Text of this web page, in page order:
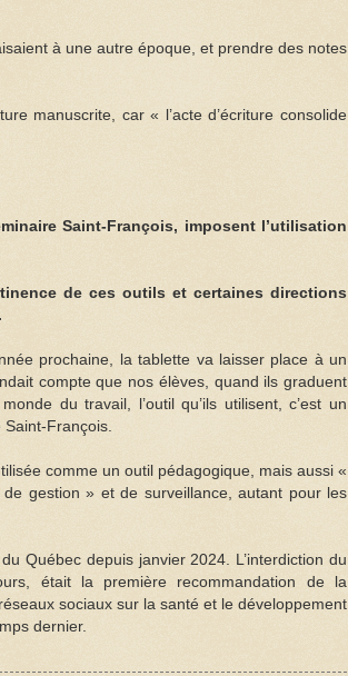
à une autre époque, et prendre des notes
manuscrite, car « l’acte d’écriture consolide
Saint-François, imposent l’utilisation
de ces outils et certaines directions
prochaine, la tablette va laisser place à un
compte que nos élèves, quand ils graduent
du travail, l’outil qu’ils utilisent, c’est un
François.
comme un outil pédagogique, mais aussi «
gestion » et de surveillance, autant pour les
Québec depuis janvier 2024. L’interdiction du
était la première recommandation de la
sociaux sur la santé et le développement
dernier.